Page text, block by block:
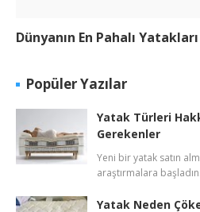
Dünyanın En Pahalı Yatakları
Popüler Yazılar
Yatak Türleri
Gerekenler
Yeni bir yatak satın
araştırmalara
Yatak Neden